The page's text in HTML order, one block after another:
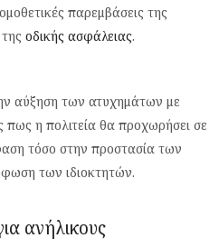
παρεμβάσεις της
τηςοδικής ασφάλειας.
αύξηση των ατυχημάτων με
πως η πολιτεία θα προχωρήσει σε
τόσο στην προστασία των
των ιδιοκτητών.
ανήλικους